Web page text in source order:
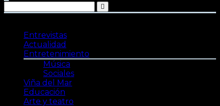
Entrevistas
Actualidad
Entretenimiento
Música
Sociales
Viña del Mar
Educación
Arte y teatro